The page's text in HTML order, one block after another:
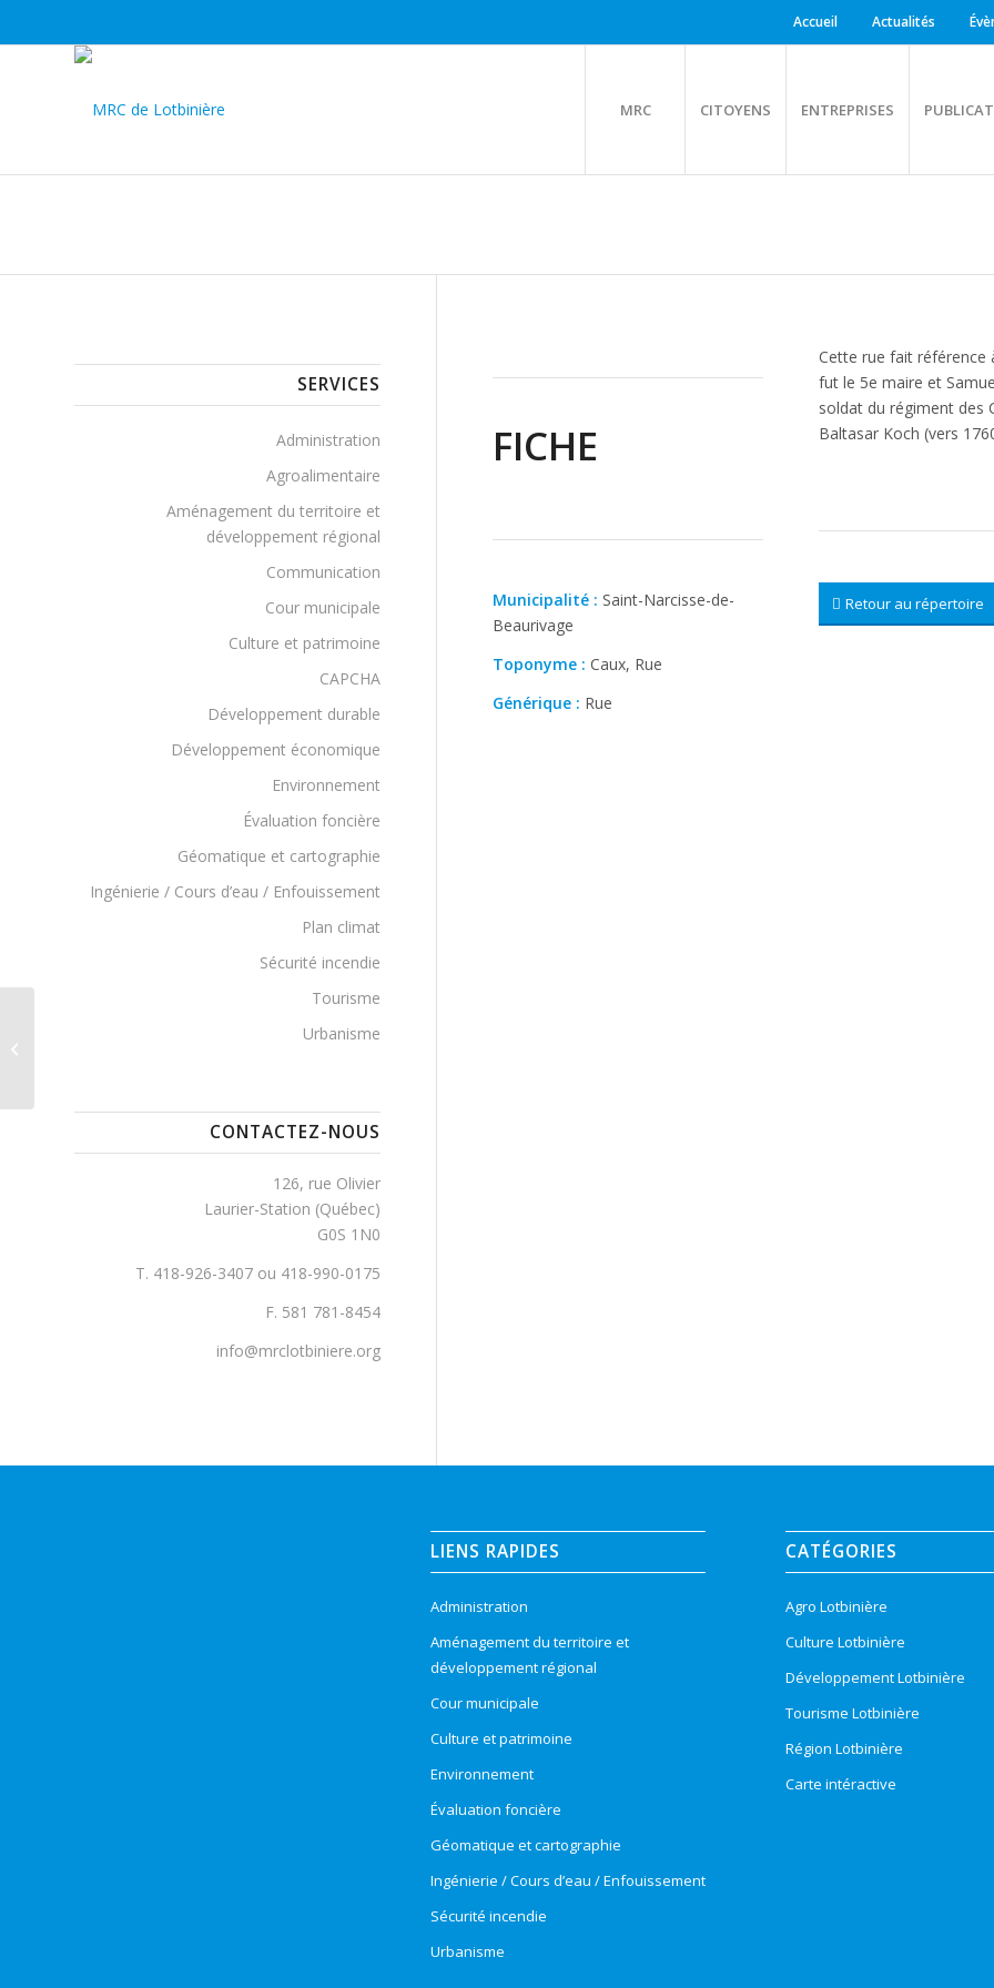
Accueil Actualités
MRC CITOYENS ENTREPRISES
FICHE
Municipalité : Saint-Narcisse-de-
Beaurivage
Toponyme : Caux, Rue
Générique : Rue
Cette rue fait référence
fut le 5e maire et
soldat du régiment des
Baltasar Koch (vers
Retour au répertoire
SERVICES
Administration
Agroalimentaire
Aménagement du territoire et
développement régional
Communication
Cour municipale
Culture et patrimoine
CAPCHA
Développement durable
Développement économique
Environnement
Évaluation foncière
Géomatique et cartographie
Ingénierie / Cours d’eau / Enfouissement
Plan climat
Sécurité incendie
Tourisme
Urbanisme
CONTACTEZ-NOUS
126, rue Olivier
Laurier-Station (Québec)
G0S 1N0
T. 418-926-3407 ou 418-990-0175
F. 581 781-8454
info@mrclotbiniere.org
LIENS RAPIDES
Administration
Aménagement du territoire et
développement régional
Cour municipale
Culture et patrimoine
Environnement
Évaluation foncière
Géomatique et cartographie
Ingénierie / Cours d’eau / Enfouissement
Sécurité incendie
Urbanisme
CATÉGORIES
Agro Lotbinière
Culture Lotbinière
Développement Lotbinière
Tourisme Lotbinière
Région Lotbinière
Carte intéractive